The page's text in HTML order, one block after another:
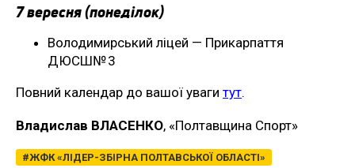
7 вересня (понеділок)
Володимирський ліцей — Прикарпаття
ДЮСШ№ 3
Повний календар до вашої уваги тут.
Владислав ВЛАСЕНКО, «Полтавщина Спорт»
ЖФК «ЛІДЕР-ЗБІРНА ПОЛТАВСЬКОЇ ОБЛАСТІ»